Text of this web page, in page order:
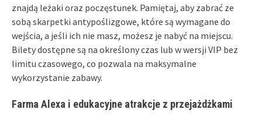
znajdą leżaki oraz poczęstunek. Pamiętaj, aby zabrać ze
sobą skarpetki antypoślizgowe, które są wymagane do
wejścia, a jeśli ich nie masz, możesz je nabyć na miejscu.
Bilety dostępne są na określony czas lub w wersji VIP bez
limitu czasowego, co pozwala na maksymalne
wykorzystanie zabawy.
Farma Alexa i edukacyjne atrakcje z przejażdżkami